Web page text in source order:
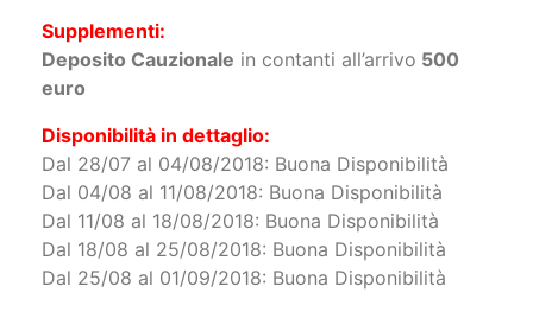
Supplementi:
Deposito Cauzionale in contanti all’arrivo 500
euro
Disponibilità in dettaglio:
Dal 28/07 al 04/08/2018: Buona Disponibilità
Dal 04/08 al 11/08/2018: Buona Disponibilità
Dal 11/08 al 18/08/2018: Buona Disponibilità
Dal 18/08 al 25/08/2018: Buona Disponibilità
Dal 25/08 al 01/09/2018: Buona Disponibilità